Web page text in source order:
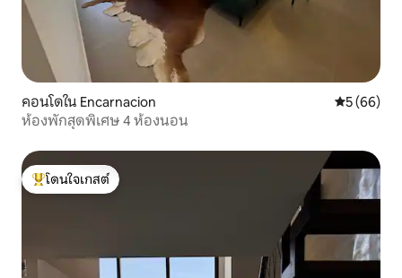
คอนโดใน Encarnacion คะแนนเฉลี่
5 (66)
ห้องพักสุดพิเศษ 4 ห้องนอน
โดนใจเกสต์ที่สุด
โดนใจเกสต์